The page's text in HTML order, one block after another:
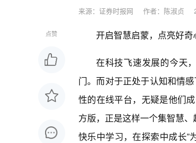
来源：证券时报网 作者：陈淑贞
点赞 开启智慧启蒙，点亮好
在科技飞速发展的今天
门。而对于正处于认知和情
性的在线平台，无疑是他们
方版，正是这样一个集智慧
快乐中学习，在探索中成长”